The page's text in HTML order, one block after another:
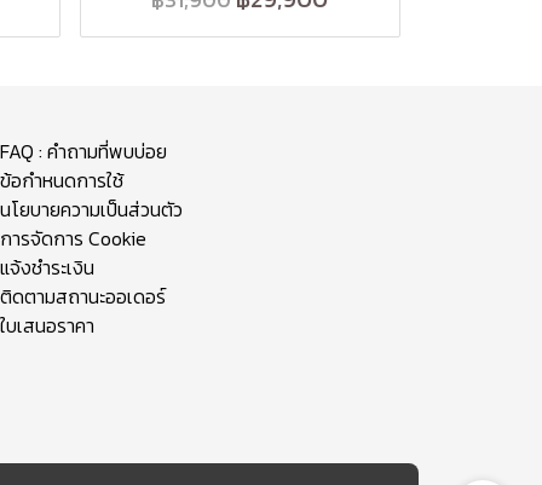
FAQ : คำถามที่พบบ่อย
ข้อกำหนดการใช้
นโยบายความเป็นส่วนตัว
การจัดการ Cookie
แจ้งชำระเงิน
ติดตามสถานะออเดอร์
ใบเสนอราคา